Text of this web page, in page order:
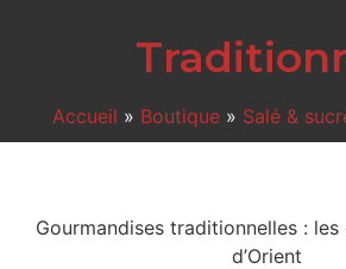
Accueil » Boutique » Salé &
Gourmandises traditionnelles :
d’Orient